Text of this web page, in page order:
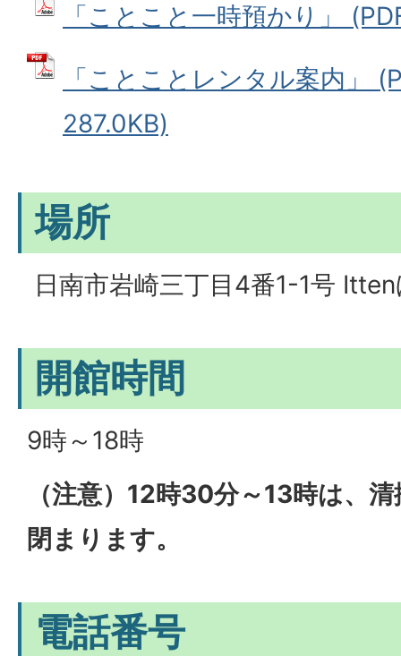
「ことこと一時預かり」
「ことことレンタル案内」
287.0KB)
場所
日南市岩崎三丁目4番1-1号
開館時間
9時～18時
（注意）12時30分～13時は、
閉まります。
電話番号